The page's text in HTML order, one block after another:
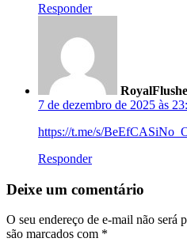
Responder
7 de dezembro de 2025 às
https://t.me/s/
Responder
Deixe um comentário
O seu endereço de e-mail não será
são marcados com *